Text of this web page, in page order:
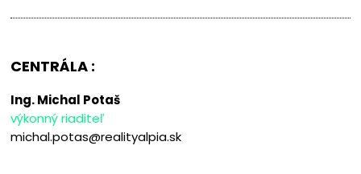
CENTRÁLA :
Ing. Michal Potaš
výkonný riaditeľ
michal.potas@realityalpia.sk